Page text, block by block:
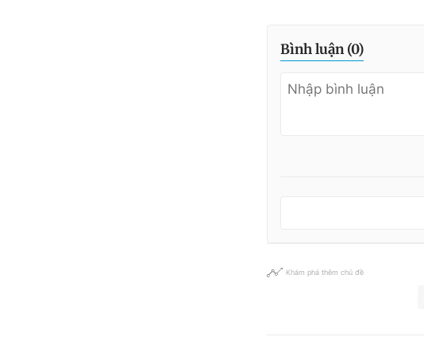
Bình luận (0)
Khám phá thêm chủ đề